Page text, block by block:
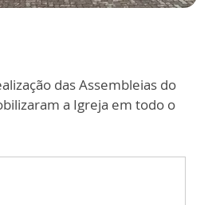
das Assembleias do
a Igreja em todo o